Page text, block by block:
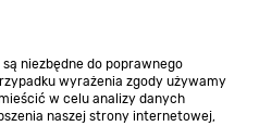
niezbędne do poprawnego
wyrażenia zgody używamy
w celu analizy danych
naszej strony internetowej,